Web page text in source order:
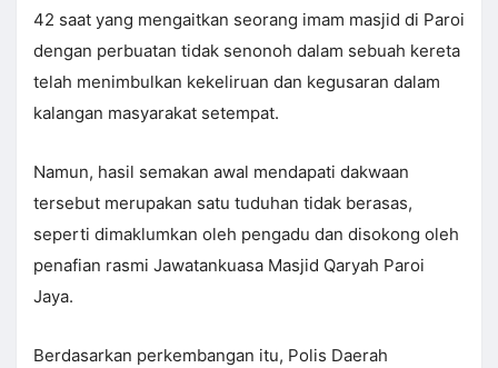
42 saat yang mengaitkan seorang imam masjid di Paroi
dengan perbuatan tidak senonoh dalam sebuah kereta
telah menimbulkan kekeliruan dan kegusaran dalam
kalangan masyarakat setempat.
Namun, hasil semakan awal mendapati dakwaan
tersebut merupakan satu tuduhan tidak berasas,
seperti dimaklumkan oleh pengadu dan disokong oleh
penafian rasmi Jawatankuasa Masjid Qaryah Paroi
Jaya.
Berdasarkan perkembangan itu, Polis Daerah